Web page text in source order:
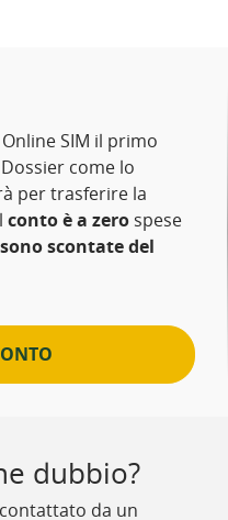
SIM il primo
come lo
per trasferire la
conto è a zero spese
scontate del
dubbio?
da un